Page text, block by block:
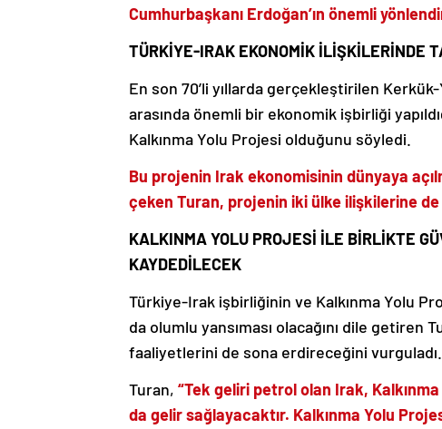
Cumhurbaşkanı Erdoğan’ın önemli
TÜRKİYE-IRAK EKONOMİK İLİŞKİLERİNDE
En son 70’li yıllarda gerçekleştirilen
arasında önemli bir ekonomik işbirliği
Kalkınma Yolu Projesi olduğunu söyledi.
Bu projenin Irak ekonomisinin dünyaya
çeken Turan, projenin iki ülke ilişkilerine de
KALKINMA YOLU PROJESİ İLE BİRLİKTE
KAYDEDİLECEK
Türkiye-Irak işbirliğinin ve Kalkınma Yolu
da olumlu yansıması olacağını dile getiren
faaliyetlerini de sona erdireceğini vurguladı.
Turan, “Tek geliri petrol olan Irak,
da gelir sağlayacaktır. Kalkınma Yolu